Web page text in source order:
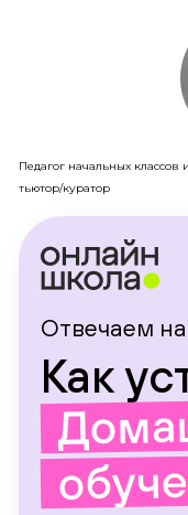
Педагог начальных
тьютор/куратор
Отвечаем
Как